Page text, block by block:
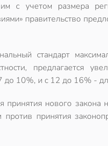
с учетом размера
правительство
стандарт
предлагается
10%, и с 12 до 16% -
нового закона
принятия